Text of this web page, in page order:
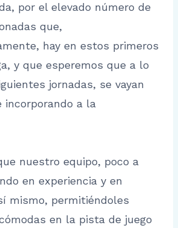
por el elevado número de
que,
hay en estos primeros
y que esperemos que a lo
jornadas, se vayan
incorporando a la
nuestro equipo, poco a
en experiencia y en
mismo, permitiéndoles
en la pista de juego